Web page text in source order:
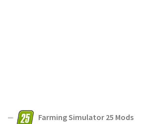
Farming Simulator 25 Mods